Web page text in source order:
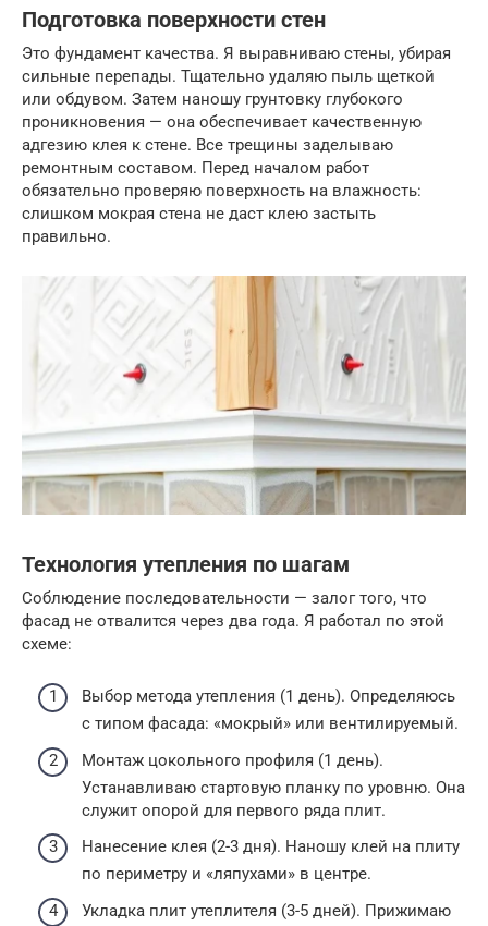
Подготовка поверхности стен
Это фундамент качества. Я выравниваю стены, убирая
сильные перепады. Тщательно удаляю пыль щеткой
или обдувом. Затем наношу грунтовку глубокого
проникновения — она обеспечивает качественную
адгезию клея к стене. Все трещины заделываю
ремонтным составом. Перед началом работ
обязательно проверяю поверхность на влажность:
слишком мокрая стена не даст клею застыть
правильно.
Технология утепления по шагам
Соблюдение последовательности — залог того, что
фасад не отвалится через два года. Я работал по этой
схеме:
Выбор метода утепления (1 день). Определяюсь
с типом фасада: «мокрый» или вентилируемый.
Монтаж цокольного профиля (1 день).
Устанавливаю стартовую планку по уровню. Она
служит опорой для первого ряда плит.
Нанесение клея (2-3 дня). Наношу клей на плиту
по периметру и «ляпухами» в центре.
Укладка плит утеплителя (3-5 дней). Прижимаю